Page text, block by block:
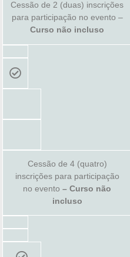
Cessão de 2 (duas) inscrições
para participação no evento –
Curso não incluso
Cessão de 4 (quatro)
inscrições para participação
no evento – Curso não
incluso